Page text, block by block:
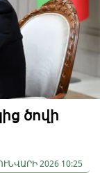
ծովի
2026 10:25